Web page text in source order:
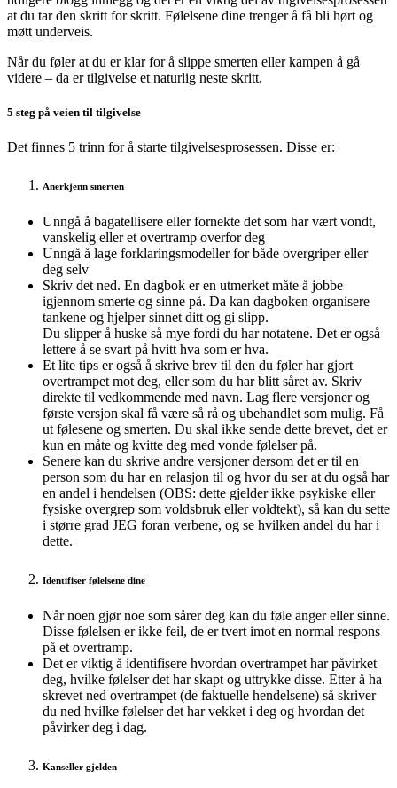
at du tar den skritt for skritt. Følelsene dine trenger å få bli hørt og
møtt underveis.
Når du føler at du er klar for å slippe smerten eller kampen å gå
videre – da er tilgivelse et naturlig neste skritt.
5 steg på veien til tilgivelse
Det finnes 5 trinn for å starte tilgivelsesprosessen. Disse er:
Anerkjenn smerten
Unngå å bagatellisere eller fornekte det som har vært vondt,
vanskelig eller et overtramp overfor deg
Unngå å lage forklaringsmodeller for både overgriper eller
deg selv
Skriv det ned. En dagbok er en utmerket måte å jobbe
igjennom smerte og sinne på. Da kan dagboken organisere
tankene og hjelper sinnet ditt og gi slipp.
Du slipper å huske så mye fordi du har notatene. Det er også
lettere å se svart på hvitt hva som er hva.
Et lite tips er også å skrive brev til den du føler har gjort
overtrampet mot deg, eller som du har blitt såret av. Skriv
direkte til vedkommende med navn. Lag flere versjoner og
første versjon skal få være så rå og ubehandlet som mulig. Få
ut følesene og smerten. Du skal ikke sende dette brevet, det er
kun en måte og kvitte deg med vonde følelser på.
Senere kan du skrive andre versjoner dersom det er til en
person som du har en relasjon til og hvor du ser at du også har
en andel i hendelsen (OBS: dette gjelder ikke psykiske eller
fysiske overgrep som voldsbruk eller voldtekt), så kan du sette
i større grad JEG foran verbene, og se hvilken andel du har i
dette.
Identifiser følelsene dine
Når noen gjør noe som sårer deg kan du føle anger eller sinne.
Disse følelsen er ikke feil, de er tvert imot en normal respons
på et overtramp.
Det er viktig å identifisere hvordan overtrampet har påvirket
deg, hvilke følelser det har skapt og uttrykke disse. Etter å ha
skrevet ned overtrampet (de faktuelle hendelsene) så skriver
du ned hvilke følelser det har vekket i deg og hvordan det
påvirker deg i dag.
Kanseller gjelden